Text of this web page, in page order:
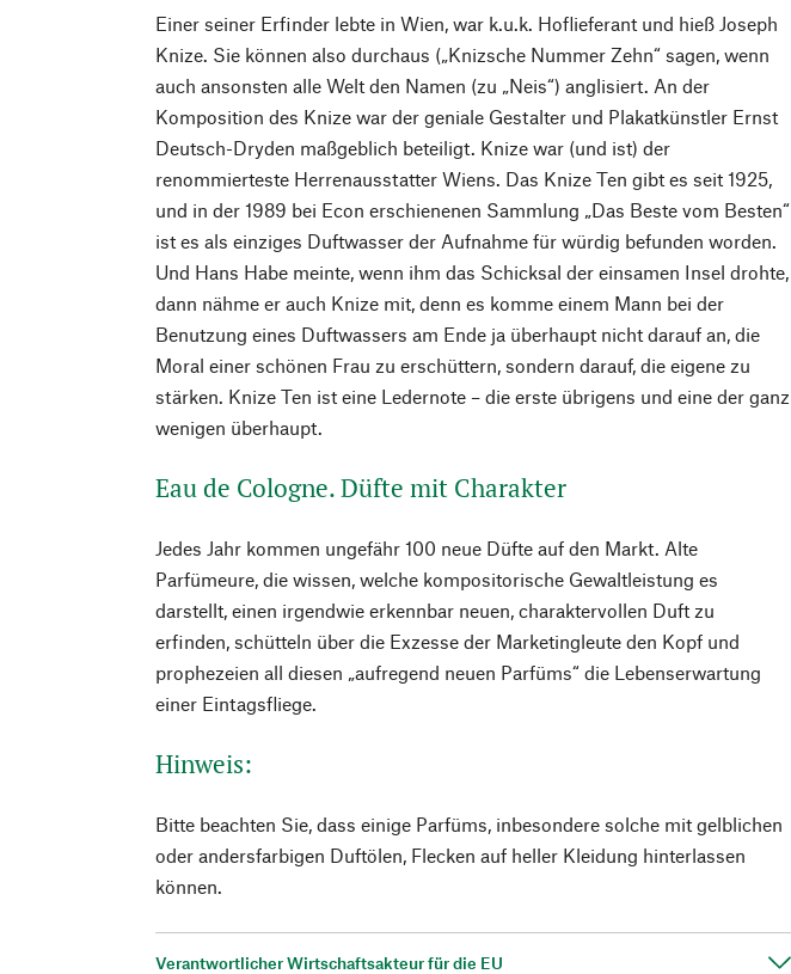
Einer seiner Erfinder lebte in Wien, war k.u.k. Hoflieferant und hieß Joseph
Knize. Sie können also durchaus („Knizsche Nummer Zehn“ sagen, wenn
auch ansonsten alle Welt den Namen (zu „Neis“) anglisiert. An der
Komposition des Knize war der geniale Gestalter und Plakatkünstler Ernst
Deutsch-Dryden maßgeblich beteiligt. Knize war (und ist) der
renommierteste Herrenausstatter Wiens. Das Knize Ten gibt es seit 1925,
und in der 1989 bei Econ erschienenen Sammlung „Das Beste vom Besten“
ist es als einziges Duftwasser der Aufnahme für würdig befunden worden.
Und Hans Habe meinte, wenn ihm das Schicksal der einsamen Insel drohte,
dann nähme er auch Knize mit, denn es komme einem Mann bei der
Benutzung eines Duftwassers am Ende ja überhaupt nicht darauf an, die
Moral einer schönen Frau zu erschüttern, sondern darauf, die eigene zu
stärken. Knize Ten ist eine Ledernote – die erste übrigens und eine der ganz
wenigen überhaupt.
Eau de Cologne. Düfte mit Charakter
Jedes Jahr kommen ungefähr 100 neue Düfte auf den Markt. Alte
Parfümeure, die wissen, welche kompositorische Gewaltleistung es
darstellt, einen irgendwie erkennbar neuen, charaktervollen Duft zu
erfinden, schütteln über die Exzesse der Marketingleute den Kopf und
prophezeien all diesen „aufregend neuen Parfüms“ die Lebenserwartung
einer Eintagsfliege.
Hinweis:
Bitte beachten Sie, dass einige Parfüms, inbesondere solche mit gelblichen
oder andersfarbigen Duftölen, Flecken auf heller Kleidung hinterlassen
können.
Verantwortlicher Wirtschaftsakteur für die EU